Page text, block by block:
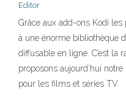
Editor
Grâce aux add-ons Kodi
à une énorme bibliothèque
diffusable en ligne. C’est la
proposons aujourd’hui
pour les films et séries TV.